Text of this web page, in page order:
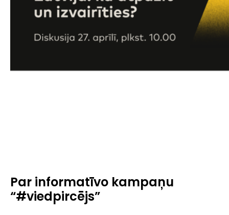
Par informatīvo kampaņu
“#viedpircējs”